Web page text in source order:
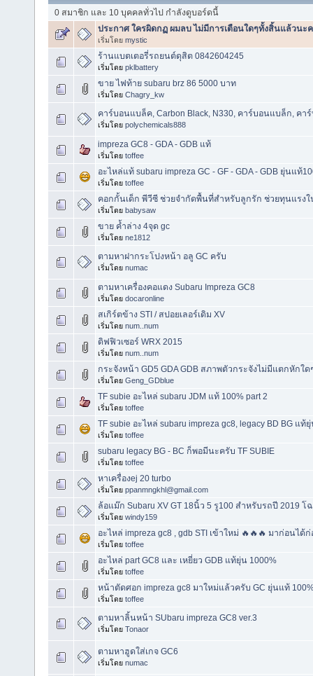
0 สมาชิก และ 10 บุคคลทั่วไป กำลังดูบอร์ดนี้
ประกาศ ใครผิดกฏ ผมลบ ไม่มีการเตือนใดๆทั้งสิ้นแล้วนะ
เริ่มโดย mystic
ร้านแบตเตอรี่รถยนต์ดุสิต 0842604245
เริ่มโดย pklbattery
ขาย ไฟท้าย subaru brz 86 5000 บาท
เริ่มโดย Chagry_kw
คาร์บอนแบล็ค, Carbon Black, N330, คาร์บอนแบล็ก, คา
เริ่มโดย polychemicals888
impreza GC8 - GDA - GDB แท้
เริ่มโดย toffee
อะไหล่แท้ subaru impreza GC - GF - GDA - GDB ยุ่นแท้
เริ่มโดย toffee
คอกกั้นเด็ก พีวีซี ช่วยจำกัดพื้นที่สำหรับลูกรัก ช่วยทุนแรง
เริ่มโดย babysaw
ขาย ค้ำล่าง 4จุด gc
เริ่มโดย ne1812
ตามหาฝากระโปงหน้า อลู GC ครับ
เริ่มโดย numac
ตามหาเครื่องคอแดง Subaru Impreza GC8
เริ่มโดย docaronline
สเกิร์ตข้าง STI / สปอยเลอร์เดิม XV
เริ่มโดย num..num
ดิฟฟิวเซอร์ WRX 2015
เริ่มโดย num..num
กระจังหน้า GD5 GDA GDB สภาพตัวกระจังไม่มีแตกหัก
เริ่มโดย Geng_GDblue
TF subie อะไหล่ subaru JDM แท้ 100% part 2
เริ่มโดย toffee
TF subie อะไหล่ subaru impreza gc8, legacy BD BG แท้
เริ่มโดย toffee
subaru legacy BG - BC ก็พอมีนะครับ TF SUBIE
เริ่มโดย toffee
หาเครื่องej 20 turbo
เริ่มโดย ppanmngkhl@gmail.com
ล้อแม๊ก Subaru XV GT 18นิ้ว 5 รู100 สำหรับรถปี 2019
เริ่มโดย windy159
อะไหล่ impreza gc8 , gdb STI เข้าใหม่ 🔥🔥🔥 มาก่อนได้
เริ่มโดย toffee
อะไหล่ part GC8 และ เหยี่ยว GDB แท้ยุ่น 1000%
เริ่มโดย toffee
หน้าตัดศอก impreza gc8 มาใหม่แล้วครับ GC ยุ่นแท้
เริ่มโดย toffee
ตามหาลิ้นหน้า SUbaru impreza GC8 ver.3
เริ่มโดย Tonaor
ตามหาฮูดใส่เกจ GC6
เริ่มโดย numac